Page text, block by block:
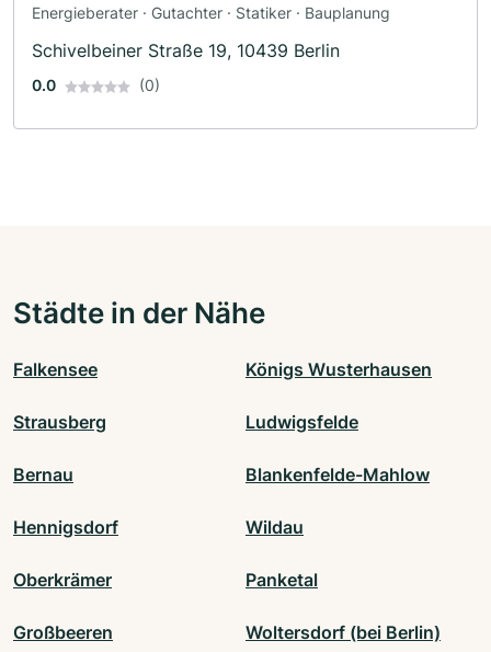
Energieberater · Gutachter · Statiker · Bauplanung
Schivelbeiner Straße 19, 10439 Berlin
0.0 (0)
Städte in der Nähe
Falkensee Königs Wusterhausen
Strausberg Ludwigsfelde
Bernau Blankenfelde-Mahlow
Hennigsdorf Wildau
Oberkrämer Panketal
Großbeeren Woltersdorf (bei Berlin)